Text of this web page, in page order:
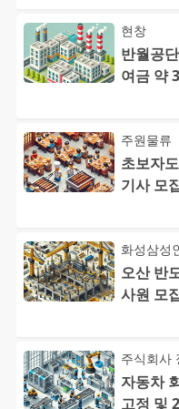
현창
반월공
여금 약
주원물류
초보자
기사 모
화성삼성
오산 반
사원 모
한 수당
주식회사
자동차
고정 및